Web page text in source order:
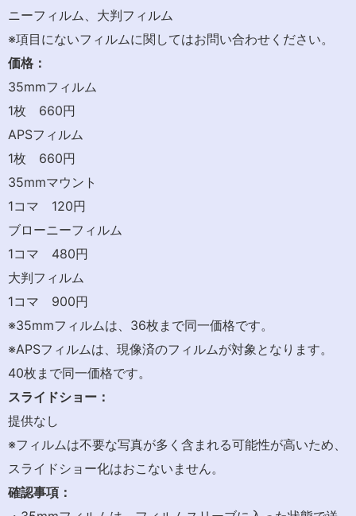
ニーフィルム、大判フィルム
※項目にないフィルムに関してはお問い合わせください。
価格：
35mmフィルム
1枚 660円
APSフィルム
1枚 660円
35mmマウント
1コマ 120円
ブローニーフィルム
1コマ 480円
大判フィルム
1コマ 900円
※35mmフィルムは、36枚まで同一価格です。
※APSフィルムは、現像済のフィルムが対象となります。
40枚まで同一価格です。
スライドショー：
提供なし
※フィルムは不要な写真が多く含まれる可能性が高いため、
スライドショー化はおこないません。
確認事項：